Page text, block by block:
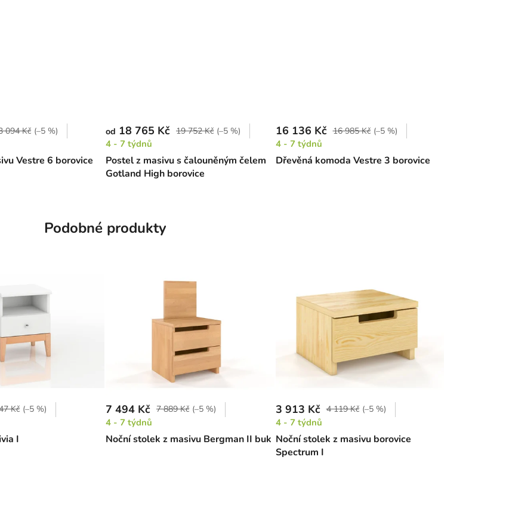
Vestre 6 borovice
094 Kč (–5 %)
Postel z masivu s čalouněným čelem
Gotland High borovice
od 18 765 Kč 19 752 Kč (–5 %)
4 - 7 týdnů
Dřevěná komoda Vestre 3 borovice
16 136 Kč 16 985 Kč (–5 %)
4 - 7 týdnů
Podobné produkty
I
Kč (–5 %)
Noční stolek z masivu Bergman II buk
7 494 Kč 7 889 Kč (–5 %)
4 - 7 týdnů
Noční stolek z masivu borovice
Spectrum I
3 913 Kč 4 119 Kč (–5 %)
4 - 7 týdnů